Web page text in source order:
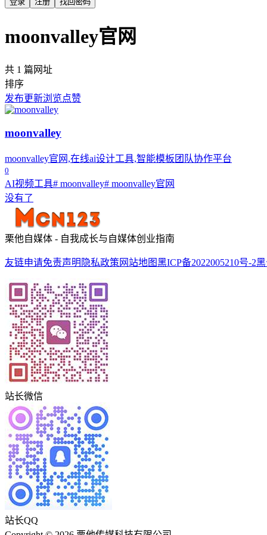
moonvalley官网
共 1 篇网址
排序
发布更新浏览点赞
moonvalley
moonvalley官网,在线ai设计工具,智能模板团队协作平台
0
AI视频工具# moonvalley# moonvalley官网
没有了
栗他自媒体 - 自我成长与自媒体创业指南
友链申请免责声明 隐私政策 网站地图黑ICP备2022005210号-2黑
站长微信
站长QQ